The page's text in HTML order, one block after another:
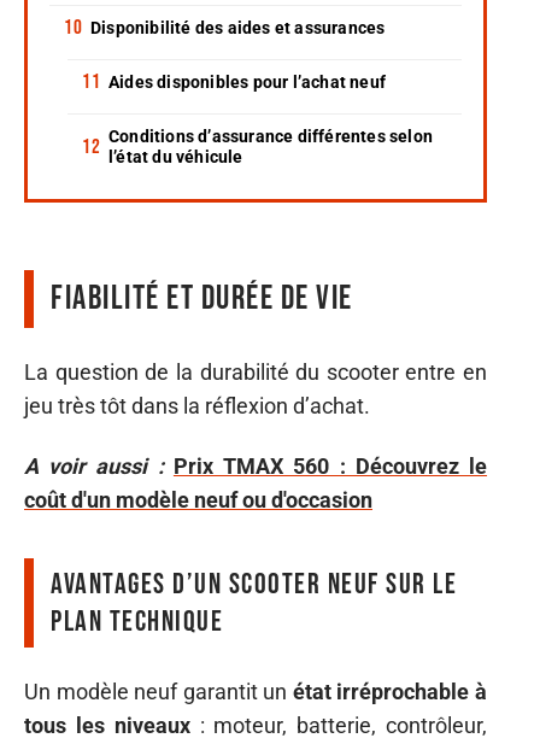
Disponibilité des aides et assurances
Aides disponibles pour l’achat neuf
Conditions d’assurance différentes selon
l’état du véhicule
Fiabilité et durée de vie
La question de la durabilité du scooter entre en
jeu très tôt dans la réflexion d’achat.
A voir aussi : Prix TMAX 560 : Découvrez le
coût d'un modèle neuf ou d'occasion
Avantages d’un scooter neuf sur le
plan technique
Un modèle neuf garantit un état irréprochable à
tous les niveaux: moteur, batterie, contrôleur,